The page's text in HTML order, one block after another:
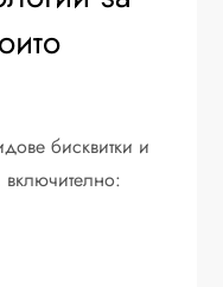
бисквитки и
включително: